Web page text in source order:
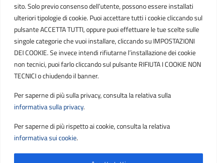
sito. Solo previo consenso dell’utente, possono essere installati
ulteriori tipologie di cookie. Puoi accettare tutti i cookie cliccando sul
pulsante ACCETTA TUTTI, oppure puoi effettuare le tue scelte sulle
singole categorie che vuoi installare, cliccando su IMPOSTAZIONI
DEI COOKIE. Se invece intendi rifiutarne l’installazione dei cookie
non tecnici, puoi farlo cliccando sul pulsante RIFIUTA I COOKIE NON
TECNICI o chiudendo il banner.
Per saperne di più sulla privacy, consulta la relativa sulla
informativa sulla privacy.
Per saperne di più rispetto ai cookie, consulta la relativa
informativa sui cookie.
POSTA ELETTRONICA
PEC
protocollo.sogetspa@pec.it
contribuenti@sogetspa.it
SEGUICI SU